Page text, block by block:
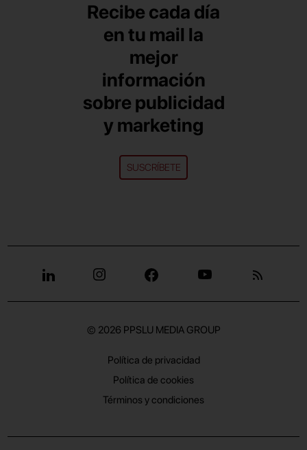
Recibe cada día
en tu mail la
mejor
información
sobre publicidad
y marketing
SUSCRÍBETE
© 2026 PPSLU MEDIA GROUP
Política de privacidad
Política de cookies
Términos y condiciones